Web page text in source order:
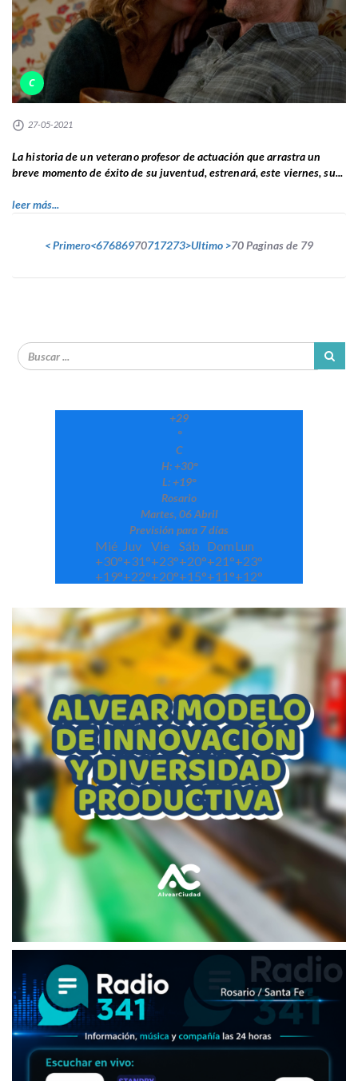
C
27-05-2021
La historia de un veterano profesor de actuación que arrastra un
breve momento de éxito de su juventud, estrenará, este viernes, su...
leer más...
< Primero<67686970717273>Ultimo >70 Paginas de 79
+29
°
C
H: +30°
L: +19°
Rosario
Martes, 06 Abril
Previsión para 7 días
Mié Juv Vie Sáb DomLun
+30°+31°+23°+20°+21°+23°
+19°+22°+20°+15°+11°+12°